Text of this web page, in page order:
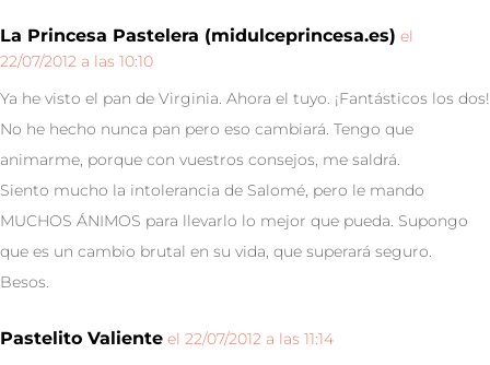
La Princesa Pastelera (midulceprincesa.es) el
22/07/2012 a las 10:10
Ya he visto el pan de Virginia. Ahora el tuyo. ¡Fantásticos los dos!
No he hecho nunca pan pero eso cambiará. Tengo que
animarme, porque con vuestros consejos, me saldrá.
Siento mucho la intolerancia de Salomé, pero le mando
MUCHOS ÁNIMOS para llevarlo lo mejor que pueda. Supongo
que es un cambio brutal en su vida, que superará seguro.
Besos.
Pastelito Valiente el 22/07/2012 a las 11:14